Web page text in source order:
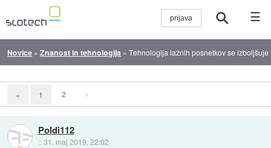
☰
Novice »Znanost in tehnologija »Tehnologija lažnih posnetkov se izboljšuje
« 1 2 »
Poldi112
::31. maj 2019, 22:02